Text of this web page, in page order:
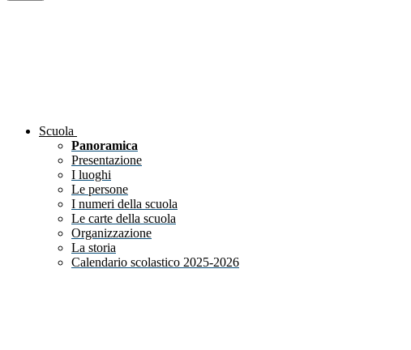
Scuola
Panoramica
Presentazione
I luoghi
Le persone
I numeri della scuola
Le carte della scuola
Organizzazione
La storia
Calendario scolastico 2025-2026